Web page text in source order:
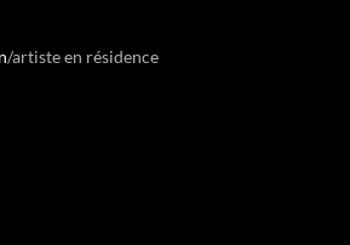
/artiste en résidence